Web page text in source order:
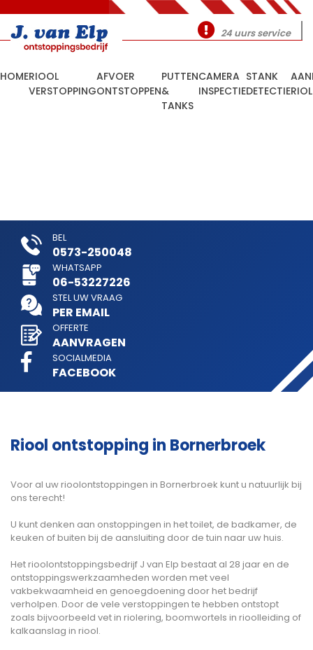
24 uurs service
HOMERIOOL
VERSTOPPING
AFVOER
ONTSTOPPEN
PUTTEN
&
TANKS
CAMERA
INSPECTIE
STANK
DETECTIE
BEL
0573-250048
WHATSAPP
06-53227226
STEL UW VRAAG
PER EMAIL
OFFERTE
AANVRAGEN
SOCIALMEDIA
FACEBOOK
Riool ontstopping in Bornerbroek
Voor al uw rioolontstoppingen in Bornerbroek kunt u natuurlijk bij
ons terecht!
U kunt denken aan onstoppingen in het toilet, de badkamer, de
keuken of buiten bij de aansluiting door de tuin naar uw huis.
Het rioolontstoppingsbedrijf J van Elp bestaat al 28 jaar en de
ontstoppingswerkzaamheden worden met veel
vakbekwaamheid en genoegdoening door het bedrijf
verholpen. Door de vele verstoppingen te hebben ontstopt
zoals bijvoorbeeld vet in riolering, boomwortels in rioolleiding of
kalkaanslag in riool.